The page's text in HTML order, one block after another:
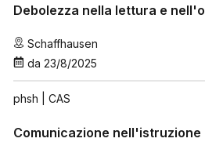
Debolezza nella lettura e
Schaffhausen
da 23/8/2025
phsh | CAS
Comunicazione nell'istruzione